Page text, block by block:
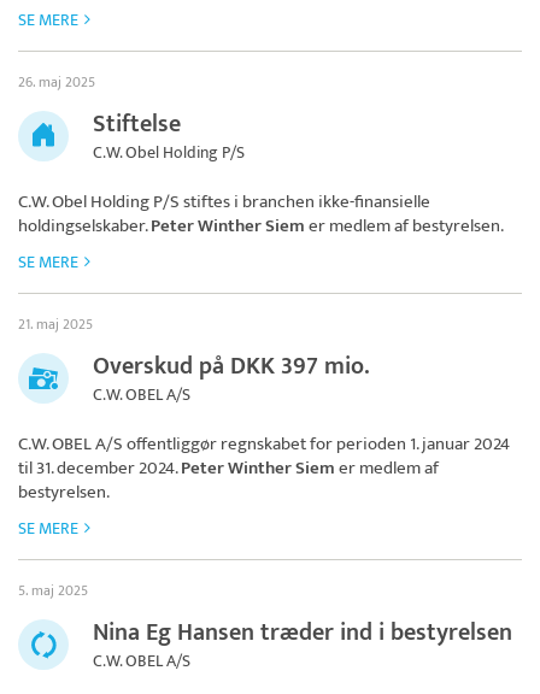
SE MERE
26. maj 2025
Stiftelse
C.W. Obel Holding P/S
C.W. Obel Holding P/Sstiftes i branchen ikke-finansielle
holdingselskaber.Peter Winther Siemer medlem af bestyrelsen.
SE MERE
21. maj 2025
Overskud på DKK 397 mio.
C.W. OBEL A/S
C.W. OBEL A/Soffentliggør regnskabet for perioden 1. januar 2024
til 31. december 2024.Peter Winther Siemer medlem af
bestyrelsen.
SE MERE
5. maj 2025
Nina Eg Hansen træder ind i bestyrelsen
C.W. OBEL A/S